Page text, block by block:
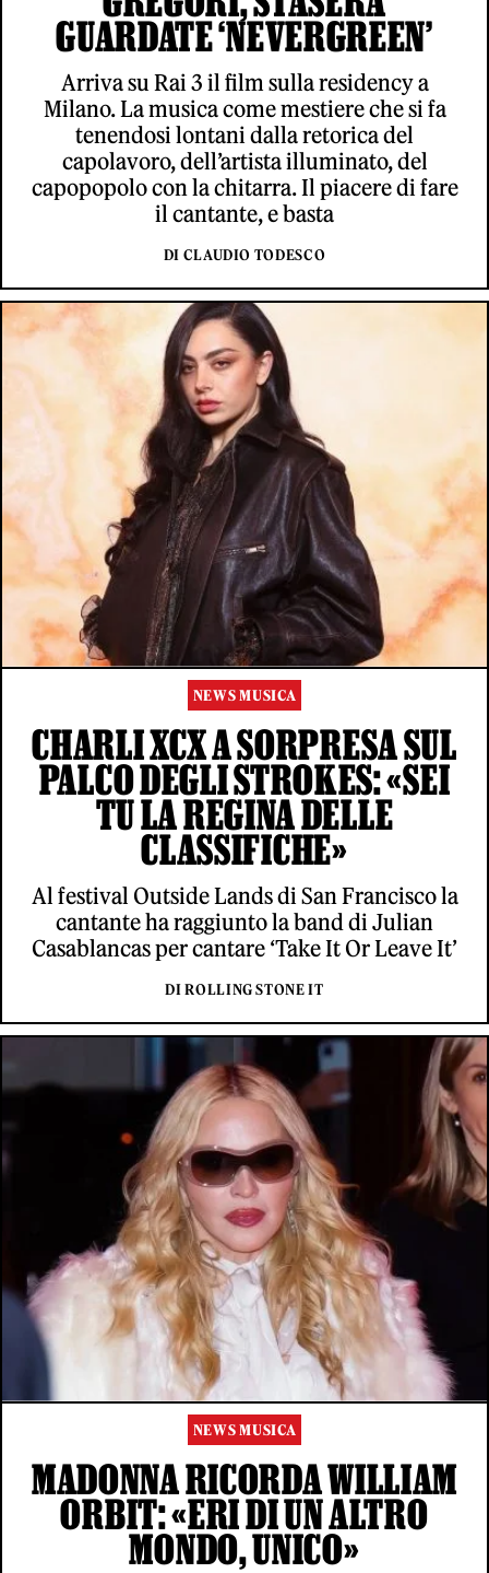
GUARDATE ‘NEVERGREEN’
Arriva su Rai 3 il film sulla residency a
Milano. La musica come mestiere che si fa
tenendosi lontani dalla retorica del
capolavoro, dell’artista illuminato, del
capopopolo con la chitarra. Il piacere di fare
il cantante, e basta
DI CLAUDIO TODESCO
NEWS MUSICA
CHARLI XCX A SORPRESA SUL
PALCO DEGLI STROKES: «SEI
TU LA REGINA DELLE
CLASSIFICHE»
Al festival Outside Lands di San Francisco la
cantante ha raggiunto la band di Julian
Casablancas per cantare ‘Take It Or Leave It’
DI ROLLING STONE IT
NEWS MUSICA
MADONNA RICORDA WILLIAM
ORBIT: «ERI DI UN ALTRO
MONDO, UNICO»